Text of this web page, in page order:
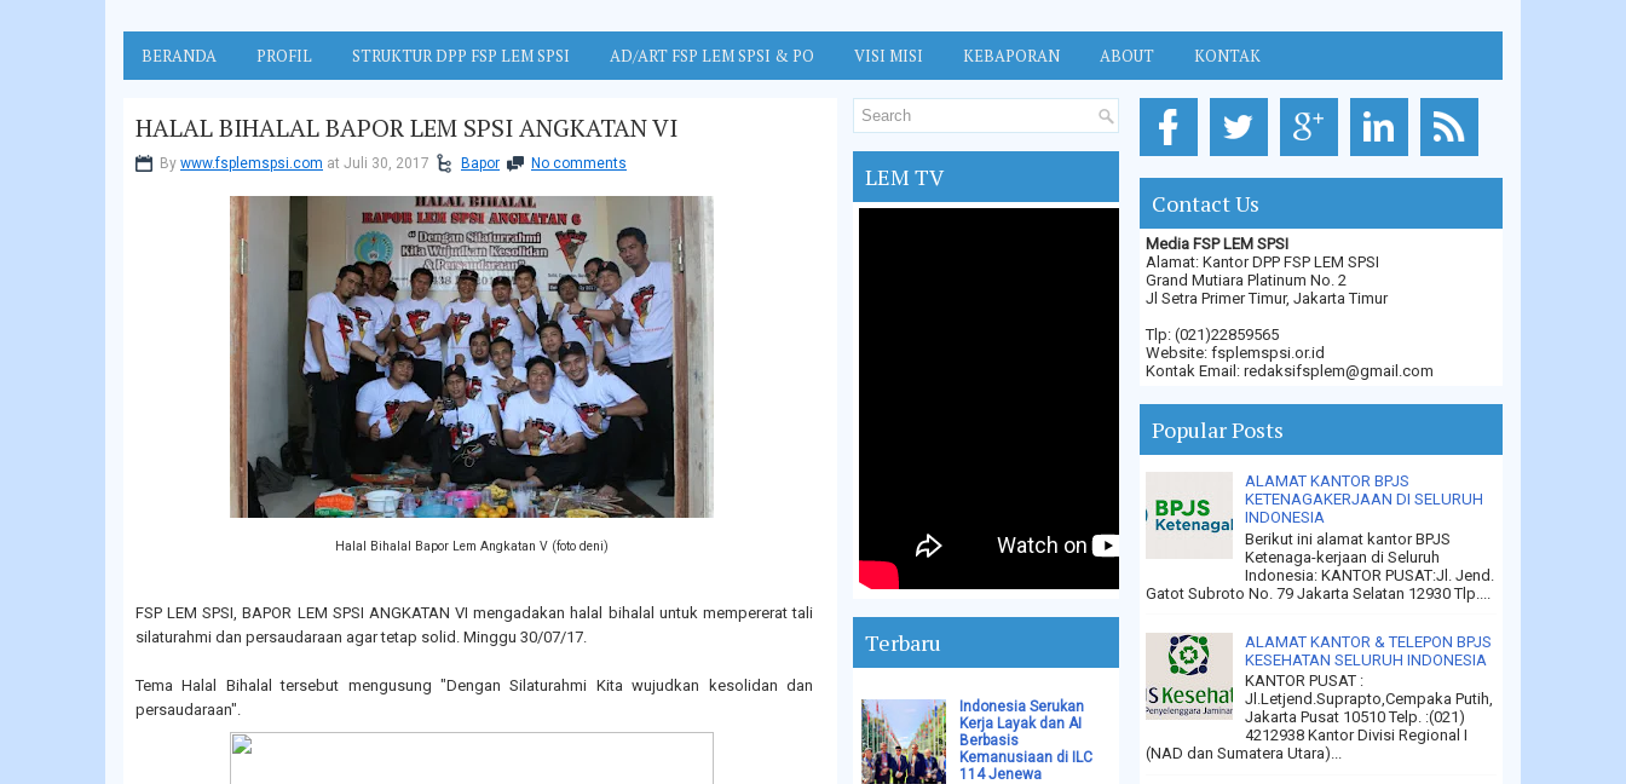
BERANDA PROFIL STRUKTUR DPP FSP LEM SPSI AD/ART FSP LEM SPSI & PO VISI MISI KEBAPORAN ABOUT KONTAK
HALAL BIHALAL BAPOR LEM SPSI ANGKATAN VI
By www.fsplemspsi.com at Juli 30, 2017 Bapor No comments
Halal Bihalal Bapor Lem Angkatan V (foto deni)
FSP LEM SPSI, BAPOR LEM SPSI ANGKATAN VI mengadakan halal bihalal untuk mempererat tali
silaturahmi dan persaudaraan agar tetap solid. Minggu 30/07/17.
Tema Halal Bihalal tersebut mengusung "Dengan Silaturahmi Kita wujudkan kesolidan dan
persaudaraan".
LEM TV
Terbaru
Indonesia Serukan
Kerja Layak dan AI
Berbasis
Kemanusiaan di ILC
114 Jenewa
Contact Us
Media FSP LEM SPSI
Alamat: Kantor DPP FSP LEM SPSI
Grand Mutiara Platinum No. 2
Jl Setra Primer Timur, Jakarta Timur
Tlp: (021)22859565
Website: fsplemspsi.or.id
Kontak Email: redaksifsplem@gmail.com
Popular Posts
ALAMAT KANTOR BPJS
KETENAGAKERJAAN DI SELURUH
INDONESIA
Berikut ini alamat kantor BPJS
Ketenaga-kerjaan di Seluruh
Indonesia: KANTOR PUSAT:Jl. Jend.
Gatot Subroto No. 79 Jakarta Selatan 12930 Tlp....
ALAMAT KANTOR & TELEPON BPJS
KESEHATAN SELURUH INDONESIA
KANTOR PUSAT :
Jl.Letjend.Suprapto,Cempaka Putih,
Jakarta Pusat 10510 Telp. :(021)
4212938 Kantor Divisi Regional I
(NAD dan Sumatera Utara)...